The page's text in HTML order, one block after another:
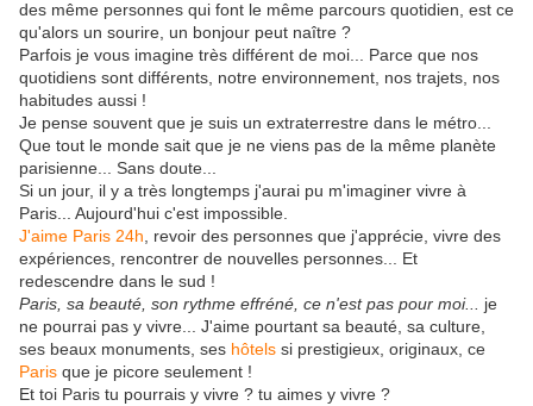
des même personnes qui font le même parcours quotidien, est ce
qu'alors un sourire, un bonjour peut naître ?
Parfois je vous imagine très différent de moi... Parce que nos
quotidiens sont différents, notre environnement, nos trajets, nos
habitudes aussi !
Je pense souvent que je suis un extraterrestre dans le métro...
Que tout le monde sait que je ne viens pas de la même planète
parisienne... Sans doute...
Si un jour, il y a très longtemps j'aurai pu m'imaginer vivre à
Paris... Aujourd'hui c'est impossible.
J'aime Paris 24h , revoir des personnes que j'apprécie, vivre des
expériences, rencontrer de nouvelles personnes... Et
redescendre dans le sud !
Paris, sa beauté, son rythme effréné, ce n'est pas pour moi...
je
ne pourrai pas y vivre... J'aime pourtant sa beauté, sa culture,
ses beaux monuments, ses hôtels si prestigieux, originaux, ce
Paris que je picore seulement !
Et toi Paris tu pourrais y vivre ? tu aimes y vivre ?